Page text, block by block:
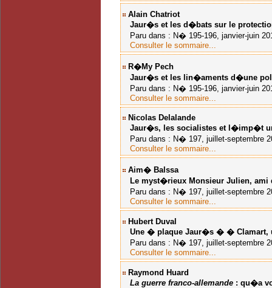
Alain Chatriot
Jaur�s et les d�bats sur le
Paru dans : N� 195-196, janvier-juin
Consulter le sommaire...
R�my Pech
Jaur�s et les lin�aments d�une
Paru dans : N� 195-196, janvier-juin
Consulter le sommaire...
Nicolas Delalande
Jaur�s, les socialistes et l�imp�t
Paru dans : N� 197, juillet-septembre
Consulter le sommaire...
Aim� Balssa
Le myst�rieux Monsieur Julien, ami
Paru dans : N� 197, juillet-septembre
Consulter le sommaire...
Hubert Duval
Une � plaque Jaur�s � � Clamart,
Paru dans : N� 197, juillet-septembre
Consulter le sommaire...
Raymond Huard
La guerre franco-allemande : qu�a